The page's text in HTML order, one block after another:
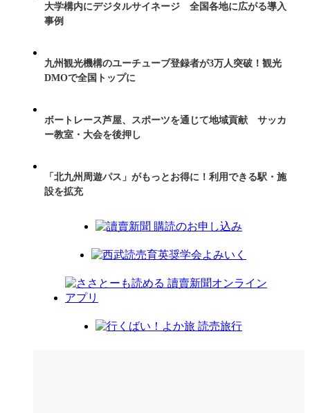
大学構内にデジタルサイネージ 全国各地に広がる導入
事例
九州観光機構のユーチューブ登録者が3万人突破！観光
DMOで全国トップに
ボートレース芦屋、スポーツを通じて地域貢献 サッカ
ー教室・大会を後押し
「北九州周遊パス」がもっとお得に！利用できる駅・施
設を拡充